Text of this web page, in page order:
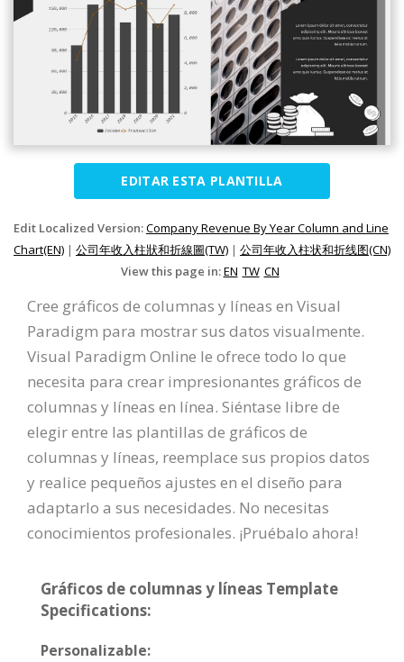
EDITAR ESTA PLANTILLA
Edit Localized Version:Company Revenue By Year Column and Line
Chart(EN) | 公司年收入柱狀和折線圖(TW) | 公司年收入柱状和折线图(CN)
View this page in:EN TW CN
Cree gráficos de columnas y líneas en Visual
Paradigm para mostrar sus datos visualmente.
Visual Paradigm Online le ofrece todo lo que
necesita para crear impresionantes gráficos de
columnas y líneas en línea. Siéntase libre de
elegir entre las plantillas de gráficos de
columnas y líneas, reemplace sus propios datos
y realice pequeños ajustes en el diseño para
adaptarlo a sus necesidades. No necesitas
conocimientos profesionales. ¡Pruébalo ahora!
Gráficos de columnas y líneas Template
Specifications:
Personalizable: